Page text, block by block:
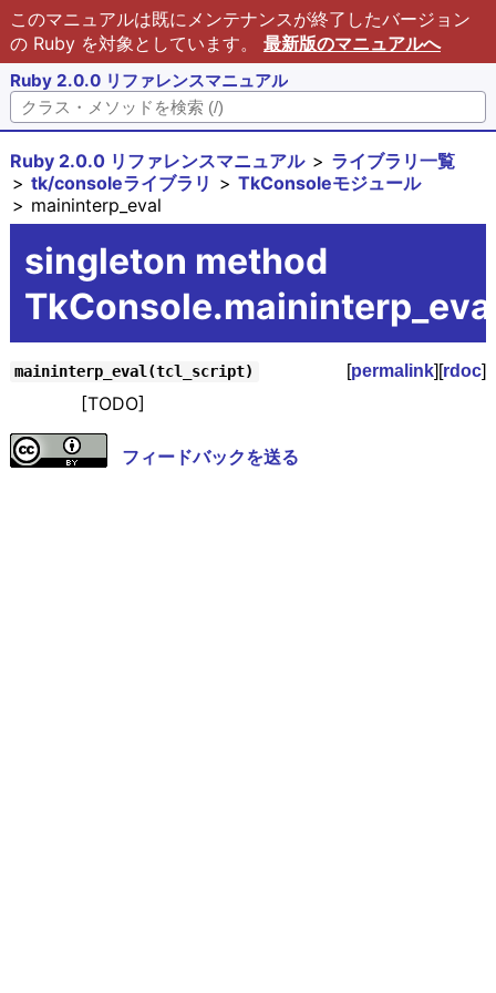
このマニュアルは既にメンテナンスが終了したバージョン
の Ruby を対象としています。 最新版のマニュアルへ
Ruby 2.0.0 リファレンスマニュアル
Ruby 2.0.0 リファレンスマニュアル
ライブラリ一覧
tk/consoleライブラリ
TkConsoleモジュール
maininterp_eval
singleton method
maininterp_eval(tcl_script) [permalink][rdoc]
[TODO]
フィードバックを送る